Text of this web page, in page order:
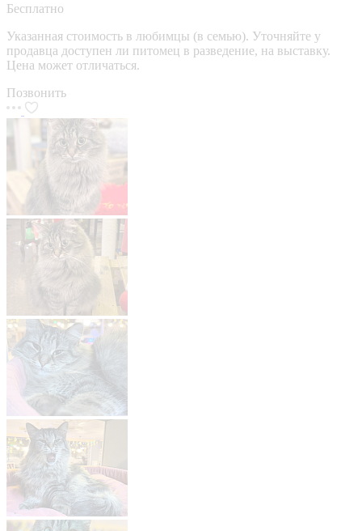
Бесплатно
Указанная стоимость в любимцы (в семью). Уточняйте у
продавца доступен ли питомец в разведение, на выставку.
Цена может отличаться.
Позвонить